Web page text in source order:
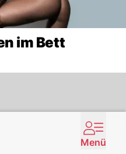
im Bett
Menü